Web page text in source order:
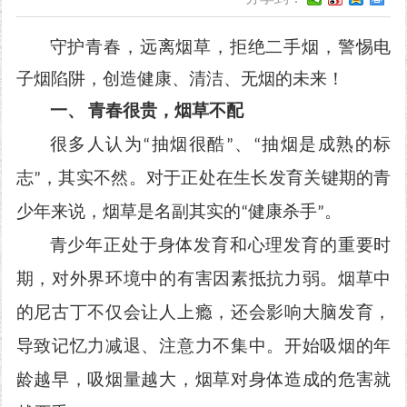
守护青春，远离烟草，拒绝二手烟，警惕电
子烟陷阱，创造健康、清洁、无烟的未来！
一、
青春很贵，烟草不配
很多人认为“抽烟很酷” 、 “抽烟是成熟的标
志” ，其实不然。对于正处在生长发育关键期的青
少年来说，烟草是名副其实的“健康杀手”。
青少年正处于身体发育和心理发育的重要时
期，对外界环境中的有害因素抵抗力弱。烟草中
的尼古丁不仅会让人上瘾，还会影响大脑发育，
导致记忆力减退、注意力不集中。开始吸烟的年
龄越早，吸烟量越大，烟草对身体造成的危害就